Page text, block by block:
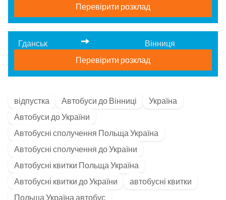
Перевірити розклад
Гданськ
Вінниця
Перевірити розклад
відпустка Автобуси до Вінниці
Україна
Автобуси до України
Автобусні сполучення Польща Україна
Автобусні сполучення до України
Автобусні квитки Польща Україна
Автобусні квитки до України
автобусні квитки
Польща Україна автобус